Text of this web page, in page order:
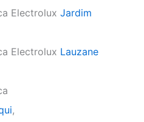
Electrolux Jardim
Electrolux Lauzane
,